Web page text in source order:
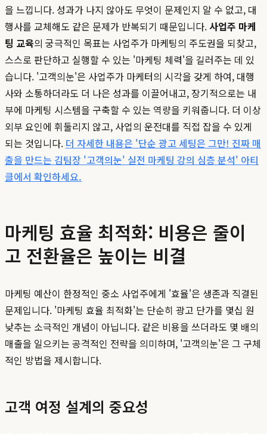
을 느낍니다. 성과가 나지 않아도 무엇이 문제인지 알 수 없고, 대
행사를 교체해도 같은 문제가 반복되기 때문입니다. 사업주 마케
팅 교육의 궁극적인 목표는 사업주가 마케팅의 주도권을 되찾고,
스스로 판단하고 실행할 수 있는 '마케팅 체력'을 길러주는 데 있
습니다. '고객의눈'은 사업주가 마케터의 시각을 갖게 하여, 대행
사와 소통하더라도 더 나은 성과를 이끌어내고, 장기적으로는 내
부에 마케팅 시스템을 구축할 수 있는 역량을 키워줍니다. 더 이상
외부 요인에 휘둘리지 않고, 사업의 운전대를 직접 잡을 수 있게
되는 것입니다. 더 자세한 내용은 '단순 광고 세팅은 그만! 진짜 매
출을 만드는 김팀장 '고객의눈' 실전 마케팅 강의 심층 분석' 아티
클에서 확인하세요.
마케팅 효율 최적화: 비용은 줄이
고 전환율은 높이는 비결
마케팅 예산이 한정적인 중소 사업주에게 '효율'은 생존과 직결된
문제입니다. '마케팅 효율 최적화'는 단순히 광고 단가를 몇십 원
낮추는 소극적인 개념이 아닙니다. 같은 비용을 쓰더라도 몇 배의
매출을 일으키는 공격적인 전략을 의미하며, '고객의눈'은 그 구체
적인 방법을 제시합니다.
고객 여정 설계의 중요성